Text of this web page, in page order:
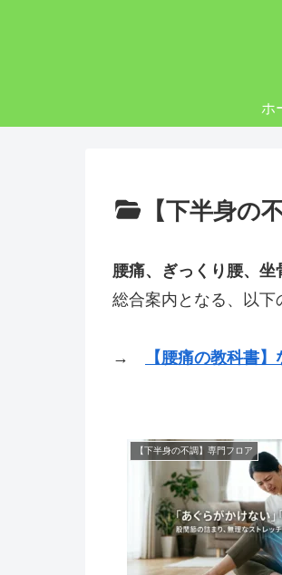
ホ
【下半身の
腰痛、ぎっくり腰、
総合案内となる、以下
→ 【腰痛の教科書
【下半身の不調】専門フロア